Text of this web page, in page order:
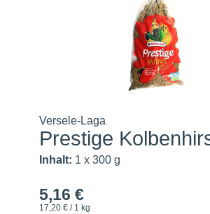
Versele-Laga
Prestige
Inhalt: 1 x 300 g
5,16 €
17,20 € / 1 kg